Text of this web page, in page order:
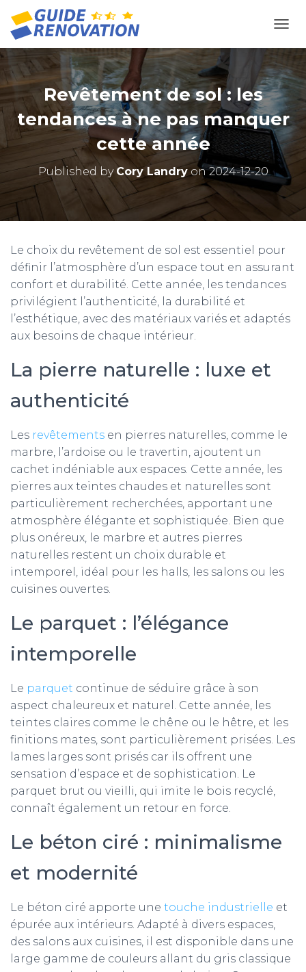
Revêtement de sol : les
tendances à ne pas manquer
cette année
Published by Cory Landryon2024-12-20
Le choix du revêtement de sol est essentiel pour
définir l’atmosphère d’un espace tout en assurant
confort et durabilité. Cette année, les tendances
privilégient l’authenticité, la durabilité et
l’esthétique, avec des matériaux variés et adaptés
aux besoins de chaque intérieur.
La pierre naturelle : luxe et
authenticité
Les revêtements en pierres naturelles, comme le
marbre, l’ardoise ou le travertin, ajoutent un
cachet indéniable aux espaces. Cette année, les
pierres aux teintes chaudes et naturelles sont
particulièrement recherchées, apportant une
atmosphère élégante et sophistiquée. Bien que
plus onéreux, le marbre et autres pierres
naturelles restent un choix durable et
intemporel, idéal pour les halls, les salons ou les
cuisines ouvertes.
Le parquet : l’élégance
intemporelle
Le parquet continue de séduire grâce à son
aspect chaleureux et naturel. Cette année, les
teintes claires comme le chêne ou le hêtre, et les
finitions mates, sont particulièrement prisées. Les
lames larges sont prisés car ils offrent une
sensation d’espace et de sophistication. Le
parquet brut ou vieilli, qui imite le bois recyclé,
connaît également un retour en force.
Le béton ciré : minimalisme
et modernité
Le béton ciré apporte une touche industrielle et
épurée aux intérieurs. Adapté à divers espaces,
des salons aux cuisines, il est disponible dans une
large gamme de couleurs allant du gris classique